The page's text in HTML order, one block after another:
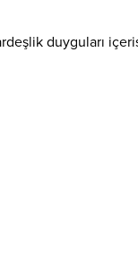
duyguları